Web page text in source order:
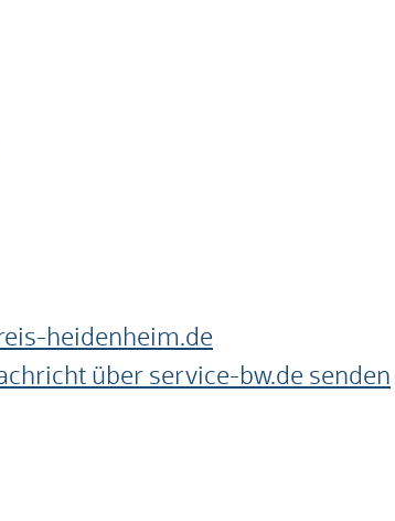
heidenheim.de
über service-bw.de senden